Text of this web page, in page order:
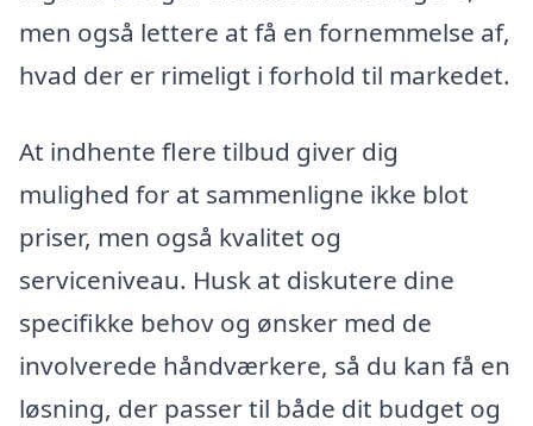
men også lettere at få en fornemmelse af,
hvad der er rimeligt i forhold til markedet.
At indhente flere tilbud giver dig
mulighed for at sammenligne ikke blot
priser, men også kvalitet og
serviceniveau. Husk at diskutere dine
specifikke behov og ønsker med de
involverede håndværkere, så du kan få en
løsning, der passer til både dit budget og